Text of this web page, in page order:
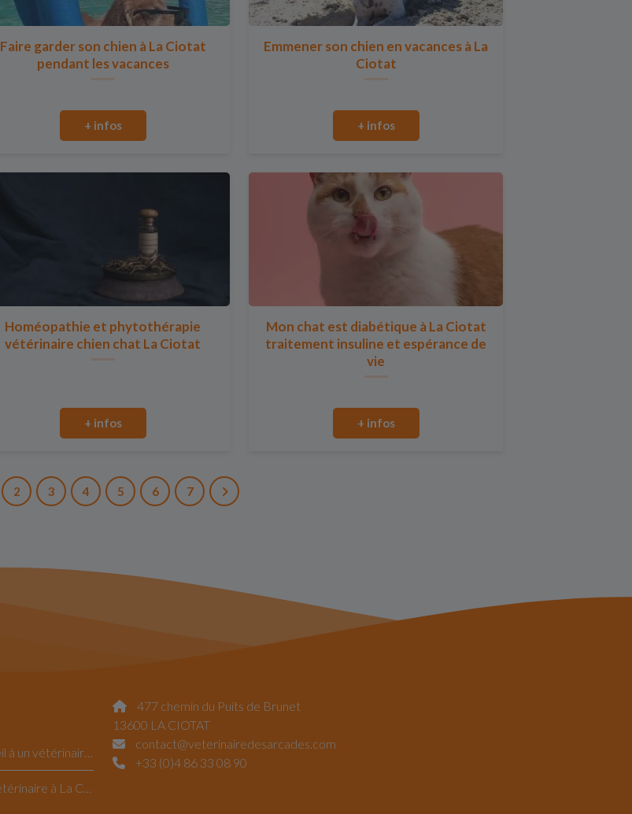
Faire garder son chien à La Ciotat
pendant les vacances
+ infos
Emmener son chien en vacances à La
Ciotat
+ infos
Homéopathie et phytothérapie
vétérinaire chien chat La Ciotat
+ infos
Mon chat est diabétique à La Ciotat
traitement insuline et espérance de
vie
+ infos
2 3 4 5 6 7
Demander conseil à un vétérinaire La Ciotat
Clinique vétérinaire à La Ciotat : la Saint Valentin
477 chemin du Puits de Brunet
13600 LA CIOTAT
contact@veterinairedesarcades.com
+33 (0)4 86 33 08 90